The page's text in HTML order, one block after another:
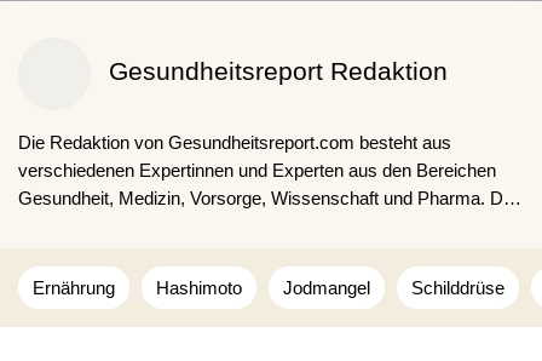
Gesundheitsreport Redaktion
Die Redaktion von Gesundheitsreport.com besteht aus
verschiedenen Expertinnen und Experten aus den Bereichen
Gesundheit, Medizin, Vorsorge, Wissenschaft und Pharma. Die
studienbasierte Inhalte für unsere Lesenden.
Ernährung Hashimoto Jodmangel Schilddrüse